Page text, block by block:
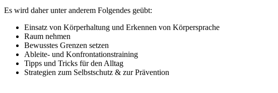
Es wird daher unter anderem Folgendes geübt:
Einsatz von Körperhaltung und Erkennen von Körpersprache
Raum nehmen
Bewusstes Grenzen setzen
Ableite- und Konfrontationstraining
Tipps und Tricks für den Alltag
Strategien zum Selbstschutz & zur Prävention